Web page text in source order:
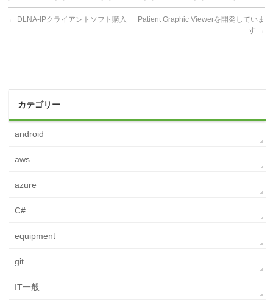
← DLNA-IPクライアントソフト購入
Patient Graphic Viewerを開発していま
す →
カテゴリー
android
aws
azure
C#
equipment
git
IT一般